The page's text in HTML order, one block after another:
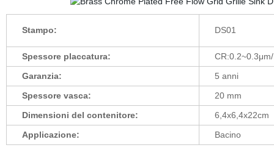
Stampo: DS01
Spessore placcatura:
Garanzia:
5 anni
Spessore vasca:
20 mm
Dimensioni del contenitore:
6,4x6,4x22cm
Applicazione:
Bacino